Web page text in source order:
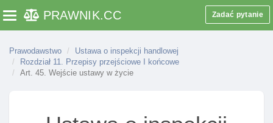
Toggle navigation
PRAWNIK.CC Zadać pytanie
Prawodawstwo
Ustawa o inspekcji handlowej
Rozdział 11. Przepisy przejściowe I końcowe
Art. 45. Wejście ustawy w życie
Art. 3. Zadania inspekcji
Art. 4. Wyłączenie stosowania przepisów ustawy
Rozdział 2. Organizacja inspekcji
Art. 5. Organy wykonujące zadania inspekcji